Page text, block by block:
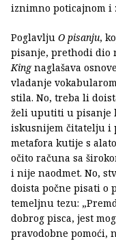
iznimno poticajnom i
Poglavlju O pisanju,
pisanje, prethodi dio
Kingnaglašava
vladanje
stila. No, treba li
želi uputiti u pisanje
iskusnijem čitatelju i
metafora kutije s
očito računa sa
i nije naodmet. No,
doista počne pisati o
temeljnu tezu:
dobrog pisca, jest
pravodobne pomoći,